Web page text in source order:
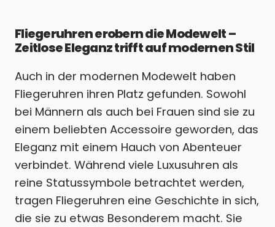
Fliegeruhren erobern die Modewelt –
Zeitlose Eleganz trifft auf modernen Stil
Auch in der modernen Modewelt haben
Fliegeruhren ihren Platz gefunden. Sowohl
bei Männern als auch bei Frauen sind sie zu
einem beliebten Accessoire geworden, das
Eleganz mit einem Hauch von Abenteuer
verbindet. Während viele Luxusuhren als
reine Statussymbole betrachtet werden,
tragen Fliegeruhren eine Geschichte in sich,
die sie zu etwas Besonderem macht. Sie